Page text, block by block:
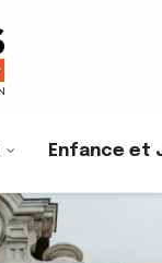
Enfance et